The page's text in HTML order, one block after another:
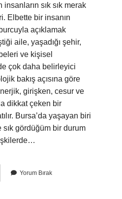
sık sık merak
Elbette bir insanın
açıklamak
aile, yaşadığı şehir,
ve kişisel
çok daha belirleyici
bakış açısına göre
girişken, cesur ve
dikkat çeken bir
Bursa’da yaşayan biri
gördüğüm bir durum
Yorum Bırak